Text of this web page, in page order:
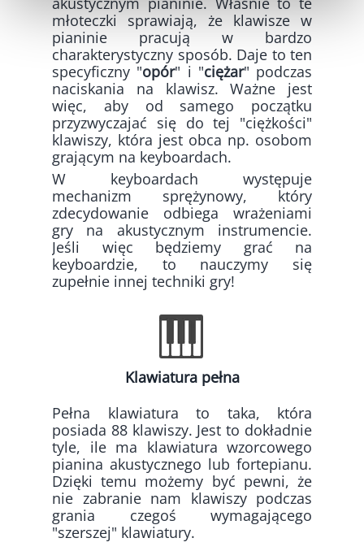
Klawiatura pełna
Pełna klawiatura to taka, która
posiada 88 klawiszy. Jest to dokładnie
tyle, ile ma klawiatura wzorcowego
pianina akustycznego lub fortepianu.
Dzięki temu możemy być pewni, że
nie zabranie nam klawiszy podczas
grania czegoś wymagającego
"szerszej" klawiatury.
młoteczki sprawiają, że klawisze w
pianinie pracują w bardzo
charakterystyczny sposób. Daje to ten
specyficzny "opór" i "ciężar" podczas
naciskania na klawisz. Ważne jest
więc, aby od samego początku
przyzwyczajać się do tej "ciężkości"
klawiszy, która jest obca np. osobom
grającym na keyboardach.
W keyboardach występuje
mechanizm sprężynowy, który
zdecydowanie odbiega wrażeniami
gry na akustycznym instrumencie.
Jeśli więc będziemy grać na
keyboardzie, to nauczymy się
zupełnie innej techniki gry!